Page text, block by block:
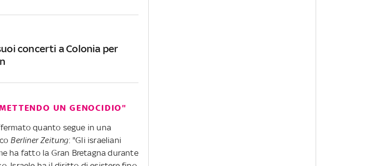
concerti a Colonia per
UN GENOCIDIO"
quanto segue in una
Berliner Zeitung: "Gli israeliani
ha fatto la Gran Bretagna durante